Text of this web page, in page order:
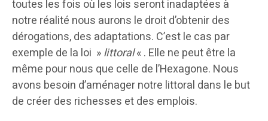
toutes les fois où les lois seront inadaptées à
notre réalité nous aurons le droit d’obtenir des
dérogations, des adaptations. C’est le cas par
exemple de la loi »littoral« . Elle ne peut être la
même pour nous que celle de l’Hexagone. Nous
avons besoin d’aménager notre littoral dans le but
de créer des richesses et des emplois.